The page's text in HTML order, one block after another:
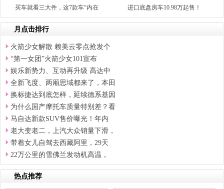
买车就看三大件，这7款车“内在 进口底盘房车10.98万起售！
月点击排行
火箭少女解散 赖美云零点抢发个
“第一女团”火箭少女101宣布
娱乐新势力、互动再升级 高达中
全新飞度、两厢思域都来了，本田
换标捷达到底怎样，延续德系基因
为什么国产摩托车质量特别差？看
马自达新款SUV售价曝光！年内
老大变老二，上汽大众销量下滑，
带着女儿自驾去西藏阿里，29天
22万公里的雪佛兰发动机高温，
热点推荐